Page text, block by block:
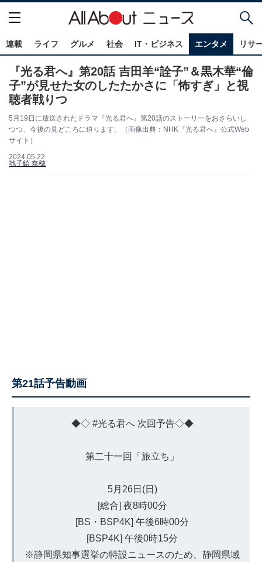
連載 ライフ グルメ 社会 IT・ビジネス エンタメ リサ
『光る君へ』第20話 吉田羊“詮子”＆黒木華“倫
子”が見せた女のしたたかさに「怖すぎ」と視
聴者戦りつ
5月19日に放送されたドラマ『光る君へ』第20話のストーリーをおさらいし
つつ、今後の見どころに迫ります。（画像出典：NHK『光る君へ』公式Web
サイト）
2024.05.22
地子給 奈穂
第21話予告動画
◆◇ #光る君へ次回予告◇◆
第二十一回「旅立ち」
5月26日(日)
[総合] 夜8時00分
[BS・BSP4K] 午後6時00分
[BSP4K] 午後0時15分
※静岡県知事選挙の特設ニュースのため、静岡県域